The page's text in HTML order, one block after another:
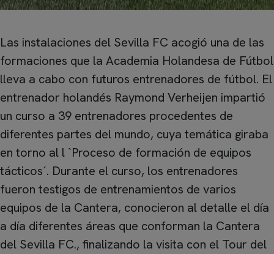
Las instalaciones del Sevilla FC acogió una de las
formaciones que la Academia Holandesa de Fútbol
lleva a cabo con futuros entrenadores de fútbol. El
entrenador holandés Raymond Verheijen impartió
un curso a 39 entrenadores procedentes de
diferentes partes del mundo, cuya temática giraba
en torno al l `Proceso de formación de equipos
tácticos´. Durante el curso, los entrenadores
fueron testigos de entrenamientos de varios
equipos de la Cantera, conocieron al detalle el día
a día diferentes áreas que conforman la Cantera
del Sevilla FC., finalizando la visita con el Tour del